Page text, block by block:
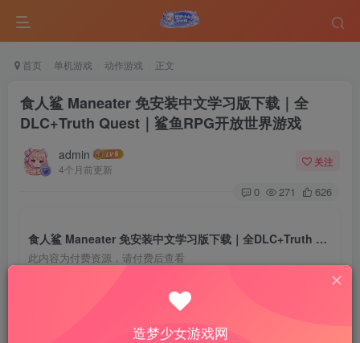
首页 单机游戏 动作游戏 正文
食人鲨 Maneater 免安装中文学习版下载｜全
DLC+Truth Quest｜鲨鱼RPG开放世界游戏
admin
4个月前更新
关注
0 271 626
食人鲨 Maneater 免安装中文学习版下载｜全DLC+Truth Quest｜鲨鱼RPG开放世界游戏
此内容为付费资源，请付费后查看
10
造梦少女游戏网